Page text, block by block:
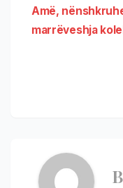
Amë,
marrëveshja